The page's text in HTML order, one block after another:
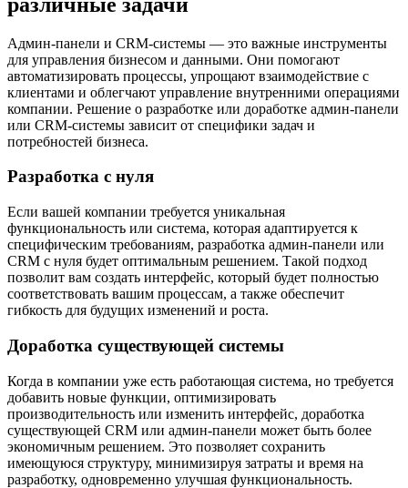
Админ-панели и CRM-системы — это важные инструменты
для управления бизнесом и данными. Они помогают
автоматизировать процессы, упрощают взаимодействие с
клиентами и облегчают управление внутренними операциями
компании. Решение о разработке или доработке админ-панели
или CRM-системы зависит от специфики задач и
потребностей бизнеса.
Разработка с нуля
Если вашей компании требуется уникальная
функциональность или система, которая адаптируется к
специфическим требованиям, разработка админ-панели или
CRM с нуля будет оптимальным решением. Такой подход
позволит вам создать интерфейс, который будет полностью
соответствовать вашим процессам, а также обеспечит
гибкость для будущих изменений и роста.
Доработка существующей системы
Когда в компании уже есть работающая система, но требуется
добавить новые функции, оптимизировать
производительность или изменить интерфейс, доработка
существующей CRM или админ-панели может быть более
экономичным решением. Это позволяет сохранить
имеющуюся структуру, минимизируя затраты и время на
разработку, одновременно улучшая функциональность.